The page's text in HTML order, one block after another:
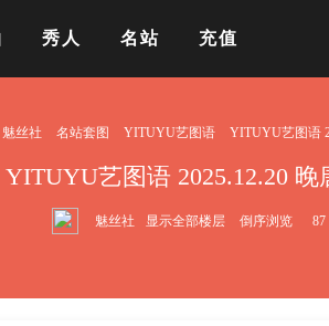
秀人 名站 充值
魅丝社 名站套图 YITUYU艺图语 YITUYU艺图语
YITUYU艺图语 2025.12.20
魅丝社 显示全部楼层 倒序浏览 87